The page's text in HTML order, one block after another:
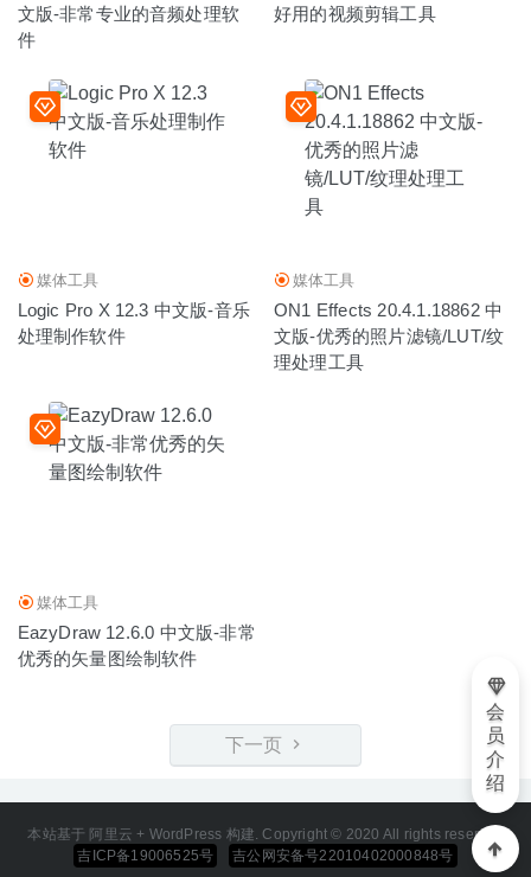
文版-非常专业的音频处理软
件
好用的视频剪辑工具
媒体工具
Logic Pro X 12.3 中文版-音乐
处理制作软件
媒体工具
ON1 Effects 20.4.1.18862 中
文版-优秀的照片滤镜/LUT/纹
理处理工具
媒体工具
EazyDraw 12.6.0 中文版-非常
优秀的矢量图绘制软件
下一页
本站基于 阿里云 + WordPress 构建. Copyright © 2020 All rights reserved
吉ICP备19006525号
吉公网安备号22010402000848号
会
员
介
绍